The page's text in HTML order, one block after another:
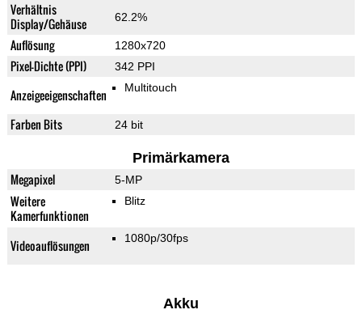
Verhältnis
Display/Gehäuse
62.2%
Auflösung 1280x720
Pixel-Dichte (PPI) 342 PPI
Anzeigeeigenschaften Multitouch
Farben Bits 24 bit
Primärkamera
Megapixel 5-MP
Weitere
Kamerfunktionen
Blitz
Videoauflösungen 1080p/30fps
Akku